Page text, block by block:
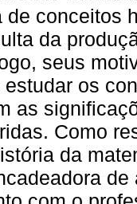
de conceitos
da
seus
os
as
Como
da